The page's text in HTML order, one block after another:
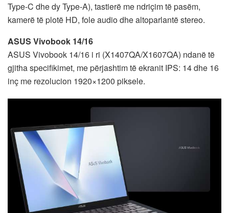
Type-C dhe dy Type-A), tastierë me ndriçim të pasëm,
kamerë të plotë HD, fole audio dhe altoparlantë stereo.
ASUS Vivobook 14/16
ASUS Vivobook 14/16 i ri (X1407QA/X1607QA) ndanë të
gjitha specifikimet, me përjashtim të ekranit IPS: 14 dhe 16
inç me rezolucion 1920×1200 piksele.